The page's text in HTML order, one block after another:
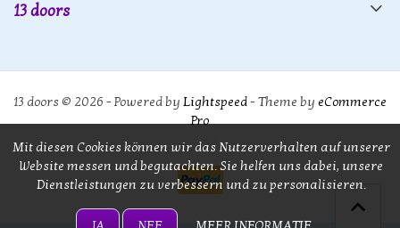
13 doors
13 doors © 2026 - Powered by Lightspeed- Theme by eCommerce
Pro
Mit diesen Cookies können wir das Nutzerverhalten auf unserer
Website messen und begutachten. Sie helfen uns dabei, unsere
Dienstleistungen zu verbessern und zu personalisieren.